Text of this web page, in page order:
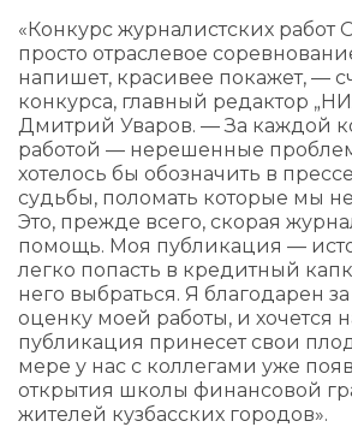
«Конкурс журналистских
просто отраслевое
напишет, красивее покажет, —
конкурса, главный редактор
Дмитрий Уваров. — За каждой
работой — нерешенные
хотелось бы обозначить в
судьбы, поломать которые мы
Это, прежде всего, скорая
помощь. Моя публикация —
легко попасть в кредитный
него выбраться. Я благодарен
оценку моей работы, и хочется
публикация принесет свои
мере у нас с коллегами уже
открытия школы финансовой
жителей кузбасских городов».